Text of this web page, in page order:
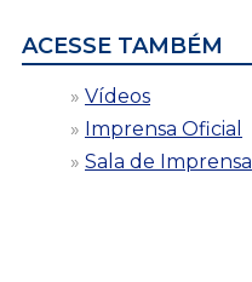
ACESSE TAMBÉM
Vídeos
Imprensa Oficial
Sala de Imprensa